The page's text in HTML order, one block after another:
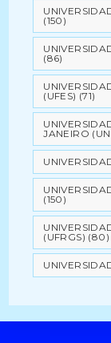
(150)
(86)
(UFES) (71)
JANEIRO
(150)
(UFRGS) (80)